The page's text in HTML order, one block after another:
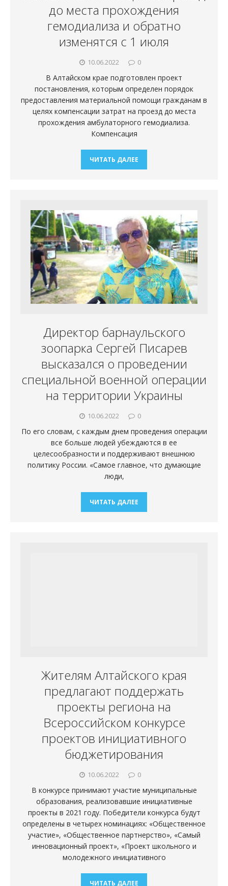
до места прохождения
гемодиализа и обратно
изменятся с 1 июля
10.06.2022 0
В Алтайском крае подготовлен проект
постановления, которым определен порядок
предоставления материальной помощи гражданам в
целях компенсации затрат на проезд до места
прохождения амбулаторного гемодиализа.
Компенсация
ЧИТАТЬ ДАЛЕЕ
Директор барнаульского
зоопарка Сергей Писарев
высказался о проведении
специальной военной операции
на территории Украины
10.06.2022 0
По его словам, с каждым днем проведения операции
все больше людей убеждаются в ее
целесообразности и поддерживают внешнюю
политику России. «Самое главное, что думающие
люди,
ЧИТАТЬ ДАЛЕЕ
Жителям Алтайского края
предлагают поддержать
проекты региона на
Всероссийском конкурсе
проектов инициативного
бюджетирования
10.06.2022 0
В конкурсе принимают участие муниципальные
образования, реализовавшие инициативные
проекты в 2021 году. Победители конкурса будут
определены в четырех номинациях: «Общественное
участие», «Общественное партнерство», «Самый
инновационный проект», «Проект школьного и
молодежного инициативного
ЧИТАТЬ ДАЛЕЕ